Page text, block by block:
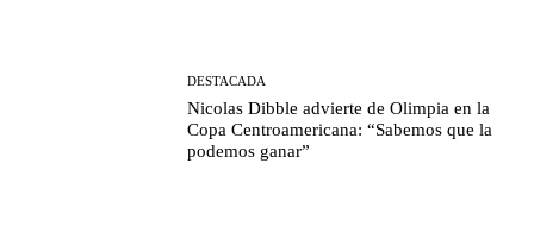
DESTACADA
Nicolas Dibble advierte de Olimpia en la
Copa Centroamericana: “Sabemos que la
podemos ganar”